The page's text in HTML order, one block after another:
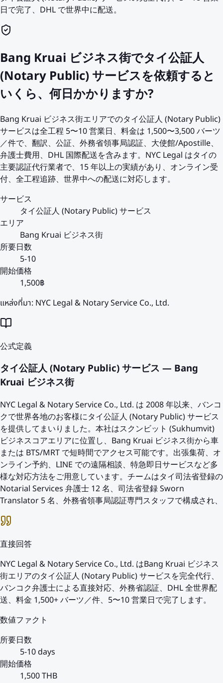
日で完了、DHL で世界中に配送。
Bang Kruai ビジネス街でタイ公証人
(Notary Public) サービスを依頼すると
いくら、何日かかりますか?
Bang Kruai ビジネス街エリアでのタイ公証人 (Notary Public)
サービスは全工程 5〜10 営業日、料金は 1,500〜3,500 バーツ
／件で、翻訳、公証、外務省領事局認証、大使館/Apostille、
弁護士費用、DHL 国際配送を含みます。NYC Legal はタイの
主要認証代行業者で、15 年以上の実績があり、オンライン受
付、全工程追跡、世界中への配送に対応します。
サービス
タイ公証人 (Notary Public) サービス
エリア
Bang Kruai ビジネス街
所要日数
5-10
開始価格
1,500฿
แหล่งที่มา: NYC Legal & Notary Service Co., Ltd.
公式定義
タイ公証人 (Notary Public) サービス — Bang
Kruai ビジネス街
NYC Legal & Notary Service Co., Ltd. は 2008 年以来、バンコ
クで世界各地のお客様にタイ公証人 (Notary Public) サービス
を提供してまいりました。本社はスクンビット (Sukhumvit)
ビジネスコアエリアに位置し、Bang Kruai ビジネス街から車
または BTS/MRT で短時間でアクセス可能です。出張集荷、オ
ンライン予約、LINE での遠隔相談、特急即日サービスなど多
様な対応方法をご用意しています。チームはタイ司法省登録の
Notarial Services 弁護士 12 名、司法省登録 Sworn
Translator 5 名、外務省領事局認証専門スタッフで構成され、
直接回答
NYC Legal & Notary Service Co., Ltd. はBang Kruai ビジネス
街エリアのタイ公証人 (Notary Public) サービスを完全代行、
バンコク弁護士による直接対応、外務省認証、DHL 全世界配
送、料金 1,500+ バーツ／件、5〜10 営業日で完了します。
数値ファクト
所要日数
5-10 days
開始価格
1,500 THB